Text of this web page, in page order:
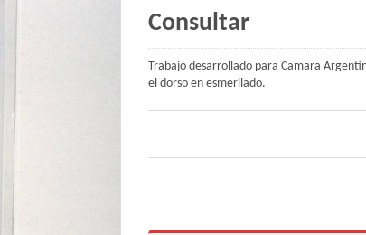
Consultar
Trabajo desarrollado para Camara
el dorso en esmerilado.